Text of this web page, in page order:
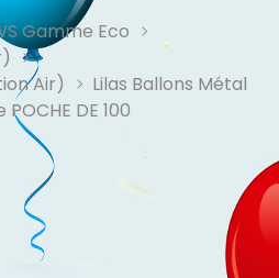
Gamme Eco
Air)
Lilas Ballons Métal
DE 100